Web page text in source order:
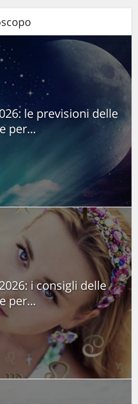
le previsioni delle
per...
i consigli delle
per...